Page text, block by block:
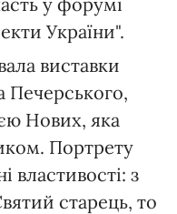
України".
виставки
Печерського,
Нових, яка
Портрету
властивості: з
старець, то